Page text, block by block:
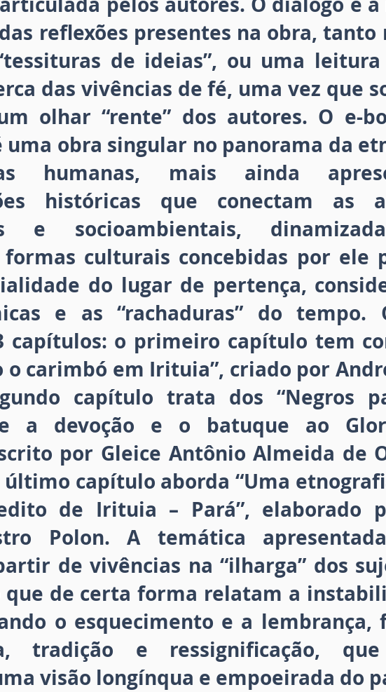
reflexões presentes na obra, tanto
de ideias”, ou uma
das vivências de fé, uma vez que
olhar “rente” dos autores. O e-
obra singular no panorama da
humanas, mais ainda
históricas que conectam as
e socioambientais,
formas culturais concebidas por ele
do lugar de pertença,
e as “rachaduras” do tempo.
capítulos: o primeiro capítulo tem
o carimbó em Irituia”, criado por
capítulo trata dos “Negros
a devoção e o batuque ao
por Gleice Antônio Almeida de
capítulo aborda “Uma
de Irituia – Pará”, elaborado
Polon. A temática
de vivências na “ilharga” dos
que de certa forma relatam a
o esquecimento e a lembrança,
tradição e ressignificação,
visão longínqua e empoeirada do